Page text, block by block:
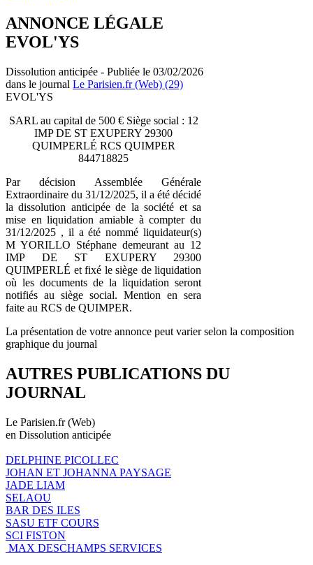
ANNONCE LÉGALE
EVOL'YS
Dissolution anticipée - Publiée le 03/02/2026
dans le journal Le Parisien.fr (Web) (29)
EVOL'YS
SARL au capital de 500 € Siège social : 12
IMP DE ST EXUPERY 29300
QUIMPERLÉ RCS QUIMPER
844718825
Par décision Assemblée Générale
Extraordinaire du 31/12/2025, il a été décidé
la dissolution anticipée de la société et sa
mise en liquidation amiable à compter du
31/12/2025 , il a été nommé liquidateur(s)
M YORILLO Stéphane demeurant au 12
IMP DE ST EXUPERY 29300
QUIMPERLÉ et fixé le siège de liquidation
où les documents de la liquidation seront
notifiés au siège social. Mention en sera
faite au RCS de QUIMPER.
La présentation de votre annonce peut varier selon la composition
graphique du journal
AUTRES PUBLICATIONS DU
JOURNAL
Le Parisien.fr (Web)
en Dissolution anticipée
DELPHINE PICOLLEC
JOHAN ET JOHANNA PAYSAGE
JADE LIAM
SELAOU
BAR DES ILES
SASU ETF COURS
SCI FISTON
MAX DESCHAMPS SERVICES